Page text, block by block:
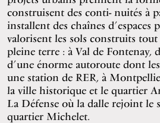
construisent des conti- nuités à
installent des chaînes d’espaces
valorisent les sols construits
pleine terre : à Val de Fontenay,
d’une énorme autoroute dont
une station de RER, à
la ville historique et le quartier
La Défense où la dalle rejoint le
quartier Michelet.